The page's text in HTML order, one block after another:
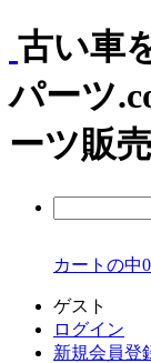
古い車
パーツ
ーツ販
カートの中0
ゲスト
ログイン
新規会員登